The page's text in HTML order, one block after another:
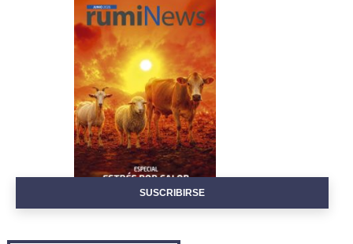
EVENTOS
SUSCRIBIRSE